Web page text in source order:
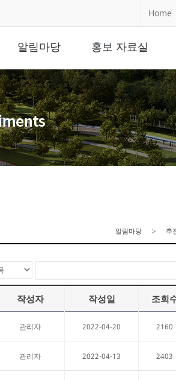
Home
알림마당 홍보 자료실
알림마당 추
작성자 작성일 조회
관리자 2022-04-20 2160
관리자 2022-04-13 2403